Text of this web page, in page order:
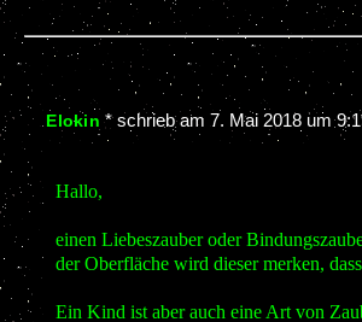
Elokin *schrieb am7. Mai 2018 um
Hallo,
einen Liebeszauber oder
der Oberfläche wird dieser merken,
Ein Kind ist aber auch eine Art von